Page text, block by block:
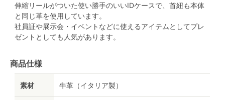
伸縮リールがついた使い勝手のいいIDケースで、首紐も本体
と同じ革を使用しています。
社員証や展示会・イベントなどに使えるアイテムとしてプレ
ゼントとしても人気があります。
商品仕様
素材 牛革（イタリア製）